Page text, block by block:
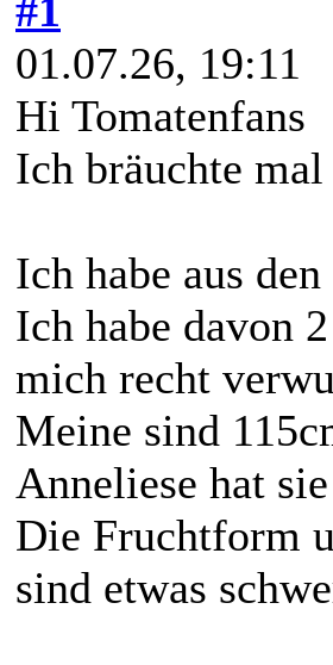
#1
01.07.26, 19:11
Hi Tomatenfans
Ich bräuchte
Ich habe aus
Ich habe davon
mich recht
Meine sind
Anneliese hat
Die Fruchtform
sind etwas